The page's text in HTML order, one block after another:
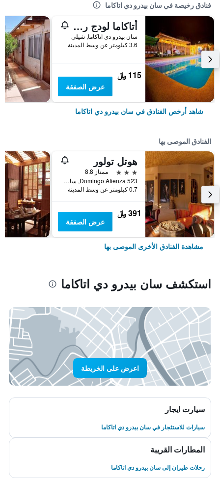
فنادق رخيصة في سان بيدرو دي اتاكاما
أتاكاما لودج روكازين
سان بيدرو دي اتاكاما, شيلي
3.6 كيلومتر عن وسط المدينة
115 ﷼
عرض الصفقة
شاهد أرخص الفنادق في سان بيدرو دي اتاكاما
الفنادق الموصى بها
هوتل تولور
3 نجوم
ممتاز 8.8
523 Domingo Atienza, سان بيدرو دي اتاكاما, شيلي
0.7 كيلومتر عن وسط المدينة
391 ﷼
عرض الصفقة
مشاهدة الفنادق الأخرى الموصى بها
استكشف سان بيدرو دي اتاكاما
اعرض على الخريطة
سيارت ايجار
سيارات للاستئجار في سان بيدرو دي اتاكاما
المطارات القريبة
رحلات طيران إلى سان بيدرو دي اتاكاما